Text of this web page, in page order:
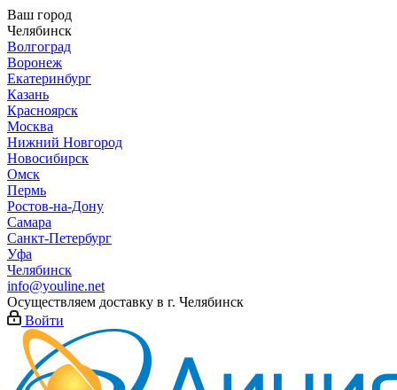
Ваш город
Челябинск
Волгоград
Воронеж
Екатеринбург
Казань
Красноярск
Москва
Нижний Новгород
Новосибирск
Омск
Пермь
Ростов-на-Дону
Самара
Санкт-Петербург
Уфа
Челябинск
info@youline.net
Осуществляем доставку в г. Челябинск
Войти